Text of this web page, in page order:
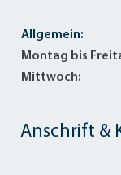
Anschrift &
Allgemein:
Montag bis
Mittwoch: